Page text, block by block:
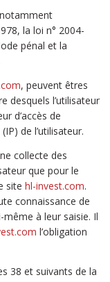
la loi n° 2004-
pénal et la
, peuvent êtres
desquels l’utilisateur
d’accès de
de l’utilisateur.
collecte des
que pour le
site hl-invest.com.
connaissance de
à leur saisie. Il
l’obligation
38 et suivants de la